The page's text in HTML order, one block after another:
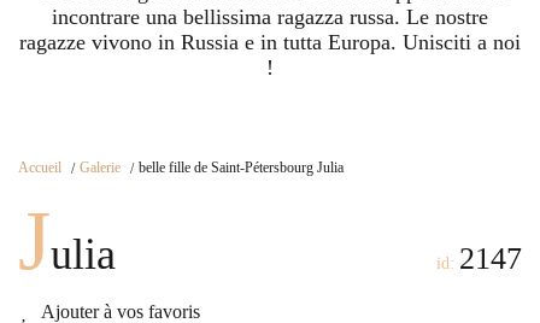
incontrare una bellissima ragazza russa. Le nostre
ragazze vivono in Russia e in tutta Europa. Unisciti a noi
!
Accueil Galerie belle fille de Saint-Pétersbourg Julia
Julia
Ajouter à vos favoris
id: 2147